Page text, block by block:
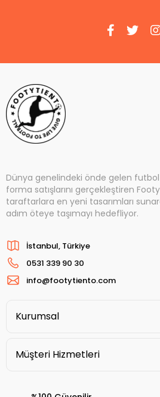
Dünya genelindeki önde gelen
forma satışlarını gerçekleştiren
taraftarlara en yeni tasarımları
adım öteye taşımayı hedefliyor.
İstanbul, Türkiye
0531 339 90 30
info@footytiento.com
Kurumsal
Müşteri Hizmetleri